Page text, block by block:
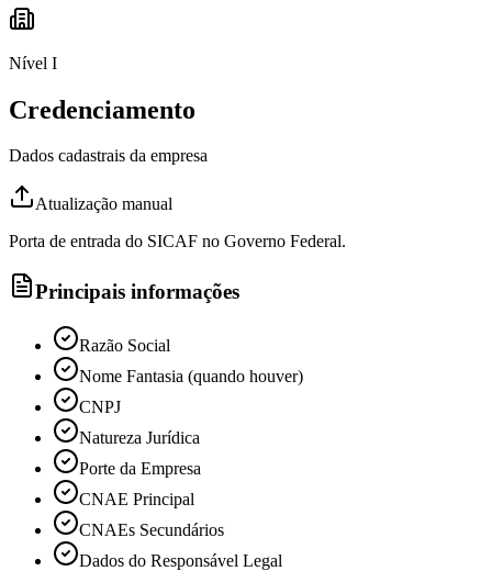
Nível I
Credenciamento
Dados cadastrais da empresa
Atualização manual
Porta de entrada do SICAF no Governo Federal.
Principais informações
Razão Social
Nome Fantasia (quando houver)
CNPJ
Natureza Jurídica
Porte da Empresa
CNAE Principal
CNAEs Secundários
Dados do Responsável Legal